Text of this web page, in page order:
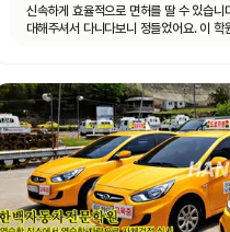
신속하게 효율적으로 면허를 딸 수 있습
대해주셔서 다니다보니 정들었어요. 이